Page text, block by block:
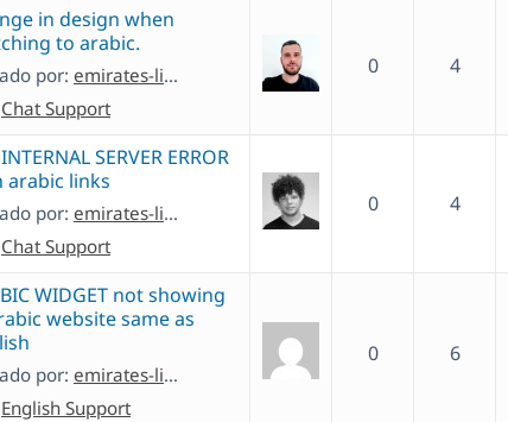
in design when
to arabic.
por: emirates-literatureF
Chat Support
0 4
SERVER ERROR
arabic links
por: emirates-literatureF
Chat Support
0 4
WIDGET not showing
website same as
por: emirates-literatureF
English Support
0 6